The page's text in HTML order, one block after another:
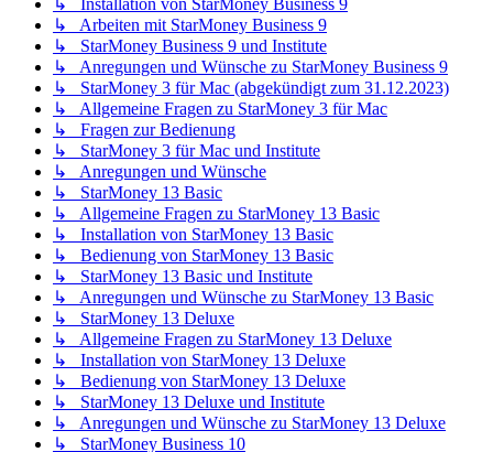
↳ Installation von StarMoney Business 9
↳ Arbeiten mit StarMoney Business 9
↳ StarMoney Business 9 und Institute
↳ Anregungen und Wünsche zu StarMoney Business 9
↳ StarMoney 3 für Mac (abgekündigt zum 31.12.2023)
↳ Allgemeine Fragen zu StarMoney 3 für Mac
↳ Fragen zur Bedienung
↳ StarMoney 3 für Mac und Institute
↳ Anregungen und Wünsche
↳ StarMoney 13 Basic
↳ Allgemeine Fragen zu StarMoney 13 Basic
↳ Installation von StarMoney 13 Basic
↳ Bedienung von StarMoney 13 Basic
↳ StarMoney 13 Basic und Institute
↳ Anregungen und Wünsche zu StarMoney 13 Basic
↳ StarMoney 13 Deluxe
↳ Allgemeine Fragen zu StarMoney 13 Deluxe
↳ Installation von StarMoney 13 Deluxe
↳ Bedienung von StarMoney 13 Deluxe
↳ StarMoney 13 Deluxe und Institute
↳ Anregungen und Wünsche zu StarMoney 13 Deluxe
↳ StarMoney Business 10